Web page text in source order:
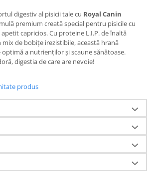
digestiv al pisicii tale cu Royal Canin
premium creată special pentru pisicile cu
capricios. Cu proteine L.I.P. de înaltă
de bobițe irezistibile, această hrană
optimă a nutrienților și scaune sănătoase.
digestia de care are nevoie!
produs